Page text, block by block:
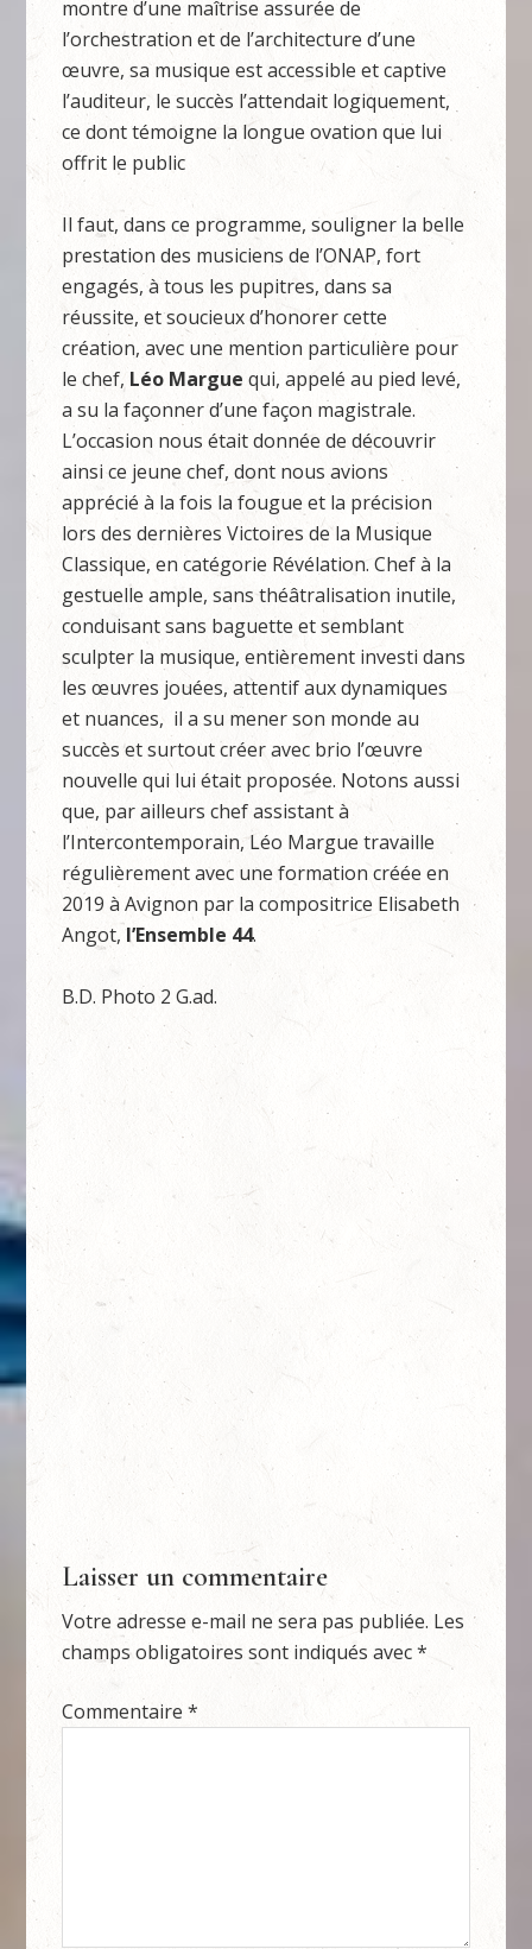
montre d’une maîtrise assurée de
l’orchestration et de l’architecture d’une
œuvre, sa musique est accessible et captive
l’auditeur, le succès l’attendait logiquement,
ce dont témoigne la longue ovation que lui
offrit le public
Il faut, dans ce programme, souligner la belle
prestation des musiciens de l’ONAP, fort
engagés, à tous les pupitres, dans sa
réussite, et soucieux d’honorer cette
création, avec une mention particulière pour
le chef, Léo Margue qui, appelé au pied levé,
a su la façonner d’une façon magistrale.
L’occasion nous était donnée de découvrir
ainsi ce jeune chef, dont nous avions
apprécié à la fois la fougue et la précision
lors des dernières Victoires de la Musique
Classique, en catégorie Révélation. Chef à la
gestuelle ample, sans théâtralisation inutile,
conduisant sans baguette et semblant
sculpter la musique, entièrement investi dans
les œuvres jouées, attentif aux dynamiques
et nuances, il a su mener son monde au
succès et surtout créer avec brio l’œuvre
nouvelle qui lui était proposée. Notons aussi
que, par ailleurs chef assistant à
l’Intercontemporain, Léo Margue travaille
régulièrement avec une formation créée en
2019 à Avignon par la compositrice Elisabeth
Angot, l’Ensemble 44.
B.D. Photo 2 G.ad.
Laisser un commentaire
Votre adresse e-mail ne sera pas publiée. Les
champs obligatoires sont indiqués avec*
Commentaire*